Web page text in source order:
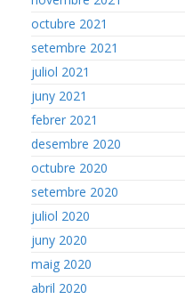
octubre 2021
setembre 2021
juliol 2021
juny 2021
febrer 2021
desembre 2020
octubre 2020
setembre 2020
juliol 2020
juny 2020
maig 2020
abril 2020